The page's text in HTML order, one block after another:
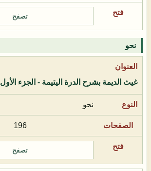
تصفح
نحو
غيث الديمة بشرح الدرة اليتيمة - الجزء الأول
نحو
196
تصفح